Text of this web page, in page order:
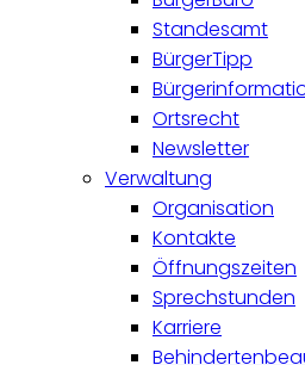
Standesamt
BürgerTipp
Ortsrecht
Newsletter
Verwaltung
Organisation
Kontakte
Öffnungszeiten
Sprechstunden
Karriere